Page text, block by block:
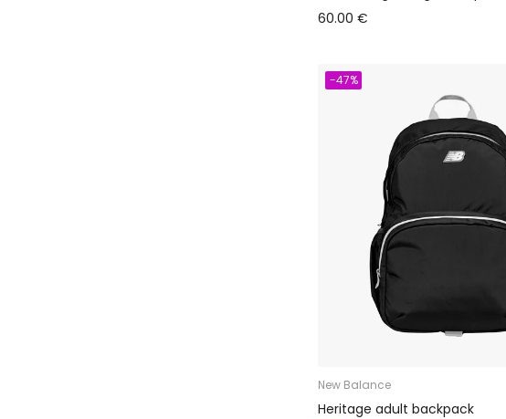
60.00 €
-47%
New Balance
Heritage adult backpack